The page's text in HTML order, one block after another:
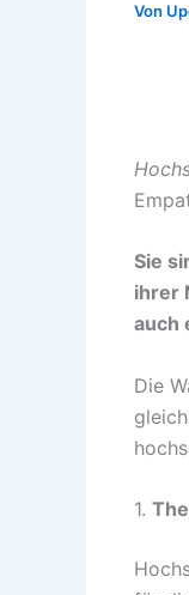
Von
Sie
ihrer
auch
Die
1.